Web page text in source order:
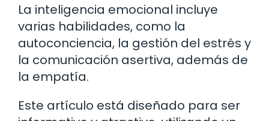
La inteligencia emocional incluye
varias habilidades, como la
autoconciencia, la gestión del estrés y
la comunicación asertiva, además de
la empatía.
Este artículo está diseñado para ser